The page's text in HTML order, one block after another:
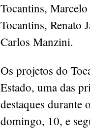
Tocantins,
Tocantins, Renato
Carlos Manzini.
Os projetos do
Estado, uma das
destaques durante
domingo, 10, e